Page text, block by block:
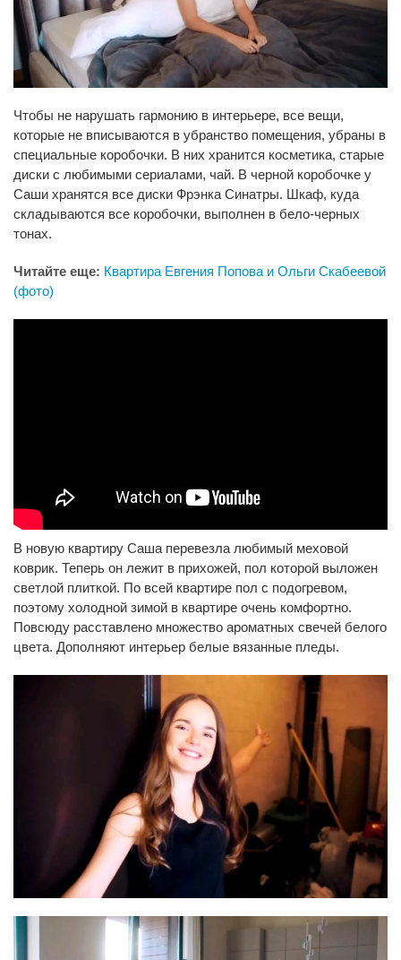
Чтобы не нарушать гармонию в интерьере, все вещи,
которые не вписываются в убранство помещения, убраны в
специальные коробочки. В них хранится косметика, старые
диски с любимыми сериалами, чай. В черной коробочке у
Саши хранятся все диски Фрэнка Синатры. Шкаф, куда
складываются все коробочки, выполнен в бело-черных
тонах.
Читайте еще: Квартира Евгения Попова и Ольги Скабеевой
(фото)
В новую квартиру Саша перевезла любимый меховой
коврик. Теперь он лежит в прихожей, пол которой выложен
светлой плиткой. По всей квартире пол с подогревом,
поэтому холодной зимой в квартире очень комфортно.
Повсюду расставлено множество ароматных свечей белого
цвета. Дополняют интерьер белые вязанные пледы.